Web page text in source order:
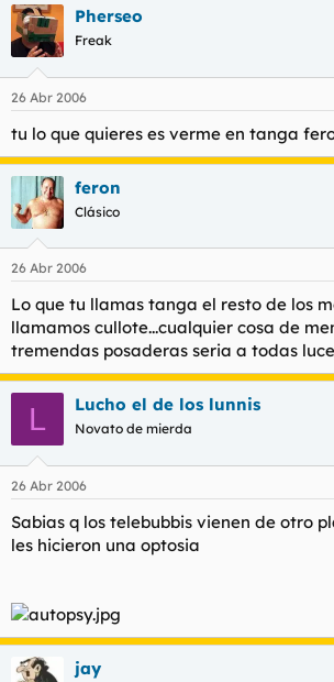
Pherseo
Freak
26 Abr 2006
tu lo que quieres es verme en tanga
feron
Clásico
26 Abr 2006
Lo que tu llamas tanga el resto de los
llamamos cullote...cualquier cosa de
tremendas posaderas seria a todas
L Lucho el de los lunnis
Novato de mierda
26 Abr 2006
Sabias q los telebubbis vienen de otro
les hicieron una optosia
jay